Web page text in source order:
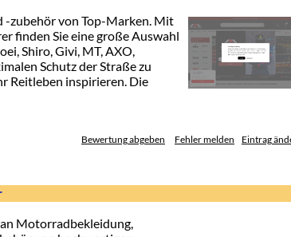
zubehör von Top-Marken. Mit
finden Sie eine große Auswahl
Shiro, Givi, MT, AXO,
Schutz der Straße zu
Reitleben inspirieren. Die
Bewertung abgeben Fehler melden Eintrag
Motorradbekleidung,